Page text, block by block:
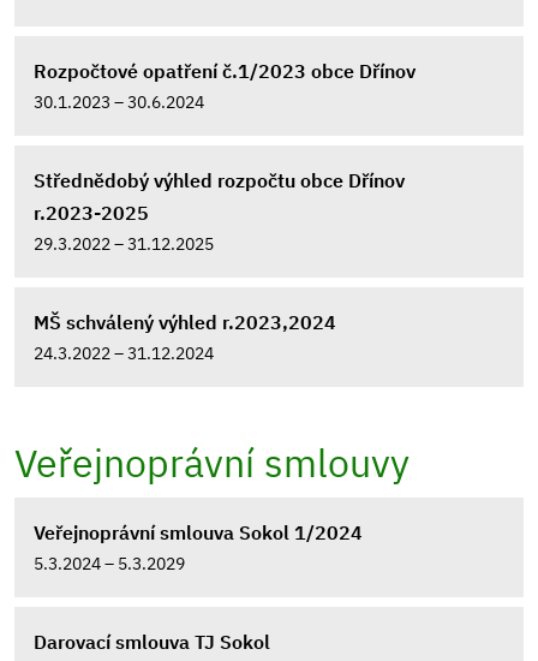
Rozpočtové opatření č.1/2023 obce Dřínov
30.1.2023 – 30.6.2024
Střednědobý výhled rozpočtu obce Dřínov
r.2023-2025
29.3.2022 – 31.12.2025
MŠ schválený výhled r.2023,2024
24.3.2022 – 31.12.2024
Veřejnoprávní smlouvy
Veřejnoprávní smlouva Sokol 1/2024
5.3.2024 – 5.3.2029
Darovací smlouva TJ Sokol